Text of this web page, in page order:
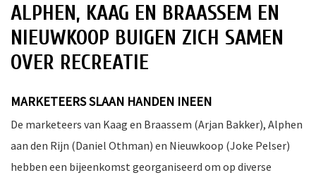
ALPHEN, KAAG EN BRAASSEM EN
NIEUWKOOP BUIGEN ZICH SAMEN
OVER RECREATIE
MARKETEERS SLAAN HANDEN INEEN
De marketeers van Kaag en Braassem (Arjan Bakker), Alphen
aan den Rijn (Daniel Othman) en Nieuwkoop (Joke Pelser)
hebben een bijeenkomst georganiseerd om op diverse